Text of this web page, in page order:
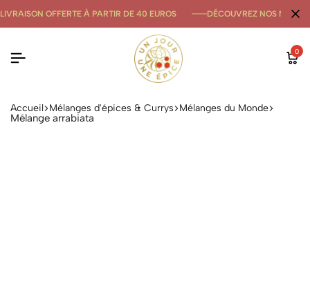
LIVRAISON OFFERTE À PARTIR DE 40 EUROS DÉCOUVREZ NOS
0
Accueil Mélanges d'épices & Currys Mélanges du Monde
Mélange arrabiata